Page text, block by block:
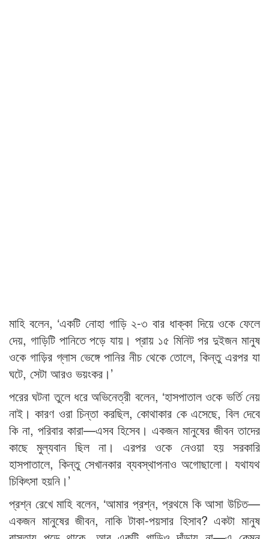
মাহি বলেন, ‘একটি নোহা গাড়ি ২-৩ বার ধাক্কা দিয়ে ওকে ফেলে
দেয়, গাড়িটি পানিতে পড়ে যায়। প্রায় ১৫ মিনিট পর দুইজন মানুষ
ওকে গাড়ির গ্লাস ভেঙ্গে পানির নীচ থেকে তোলে, কিন্তু এরপর যা
ঘটে, সেটা আরও ভয়ংকর।’
পরের ঘটনা তুলে ধরে অভিনেত্রী বলেন, ‘হাসপাতাল ওকে ভর্তি নেয়
নাই। কারণ ওরা চিন্তা করছিল, কোথাকার কে এসেছে, বিল দেবে
কি না, পরিবার কারা—এসব হিসেব। একজন মানুষের জীবন তাদের
কাছে মুল্যবান ছিল না। এরপর ওকে নেওয়া হয় সরকারি
হাসপাতালে, কিন্তু সেখানকার ব্যবস্থাপনাও অগোছালো। যথাযথ
চিকিৎসা হয়নি।’
প্রশ্ন রেখে মাহি বলেন, ‘আমার প্রশ্ন, প্রথমে কি আসা উচিত—
একজন মানুষের জীবন, নাকি টাকা-পয়সার হিসাব? একটা মানুষ